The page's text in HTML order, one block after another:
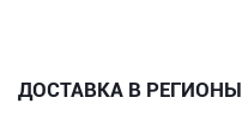
ДОСТАВКА В РЕГИОНЫ